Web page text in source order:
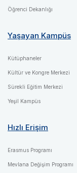
Öğrenci Dekanlığı
Yaşayan Kampüs
Kütüphaneler
Kültür ve Kongre Merkezi
Sürekli Eğitim Merkezi
Yeşil Kampüs
Hızlı Erişim
Erasmus Programı
Mevlana Değişim Programı